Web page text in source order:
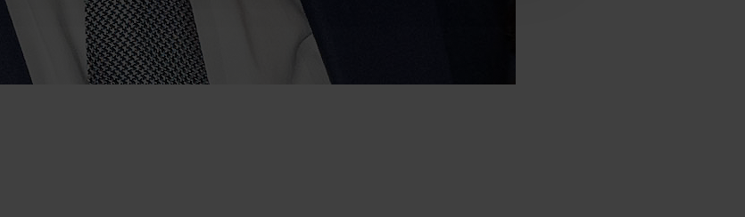
quienes pueden combinarla con otra información que les haya proporcionado o
haya hecho de sus servicios.